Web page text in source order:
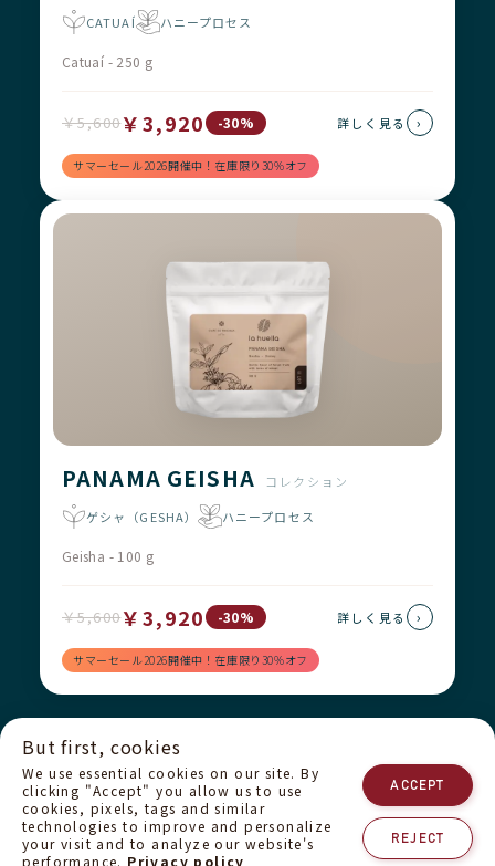
CATUAÍ
ハニープロセス
Catuaí - 250 g
￥5,600￥3,920 -30%
サマーセール2026開催中！在庫限り30%オフ
詳しく見る ›
PANAMA GEISHA
コレクション
ゲシャ（GESHA）
ハニープロセス
Geisha - 100 g
￥5,600￥3,920 -30%
サマーセール2026開催中！在庫限り30%オフ
詳しく見る ›
配送について
プライバシーポリシー
私たちのチーム お問い合わせ
© 2025 Cafe de Panama
But first, cookies
We use essential cookies on our site. By
clicking "Accept" you allow us to use
cookies, pixels, tags and similar
technologies to improve and personalize
your visit and to analyze our website's
performance. Privacy policy
ACCEPT
REJECT